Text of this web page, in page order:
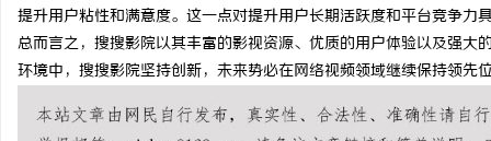
提升用户粘性和满意度。这一点对提升用户长期活跃度和平台竞争力
总而言之，搜搜影院以其丰富的影视资源、优质的用户体验以及强
环境中，搜搜影院坚持创新，未来势必在网络视频领域继续保持领先
770FE20耐磨改性颗粒